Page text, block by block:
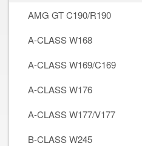
AMG GT C190/R190
A-CLASS W168
A-CLASS W169/C169
A-CLASS W176
A-CLASS W177/V177
B-CLASS W245